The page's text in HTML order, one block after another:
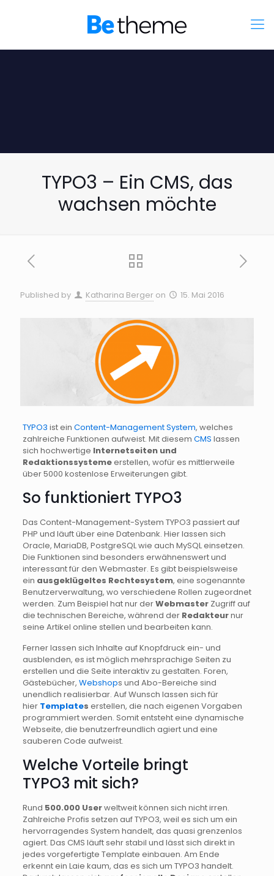
TYPO3 – Ein CMS, das
wachsen möchte
Published by Katharina Berger on 15. Mai 2016
TYPO3 ist ein Content-Management System, welches
zahlreiche Funktionen aufweist. Mit diesem CMS lassen
sich hochwertige Internetseiten und
Redaktionssystemeerstellen, wofür es mittlerweile
über 5000 kostenlose Erweiterungen gibt.
So funktioniert TYPO3
Das Content-Management-System TYPO3 passiert auf
PHP und läuft über eine Datenbank. Hier lassen sich
Oracle, MariaDB, PostgreSQL wie auch MySQL einsetzen.
Die Funktionen sind besonders erwähnenswert und
interessant für den Webmaster. Es gibt beispielsweise
ein ausgeklügeltes Rechtesystem, eine sogenannte
Benutzerverwaltung, wo verschiedene Rollen zugeordnet
werden. Zum Beispiel hat nur derWebmasterZugriff auf
die technischen Bereiche, während der Redakteurnur
seine Artikel online stellen und bearbeiten kann.
Ferner lassen sich Inhalte auf Knopfdruck ein- und
ausblenden, es ist möglich mehrsprachige Seiten zu
erstellen und die Seite interaktiv zu gestalten. Foren,
Gästebücher, Webshops und Abo-Bereiche sind
unendlich realisierbar. Auf Wunsch lassen sich für
hier Templates erstellen, die nach eigenen Vorgaben
programmiert werden. Somit entsteht eine dynamische
Webseite, die benutzerfreundlich agiert und eine
sauberen Code aufweist.
Welche Vorteile bringt
TYPO3 mit sich?
Rund 500.000 Userweltweit können sich nicht irren.
Zahlreiche Profis setzen auf TYPO3, weil es sich um ein
hervorragendes System handelt, das quasi grenzenlos
agiert. Das CMS läuft sehr stabil und lässt sich direkt in
jedes vorgefertigte Template einbauen. Am Ende
erkennt ein Laie kaum, das es sich um TYPO3 handelt.